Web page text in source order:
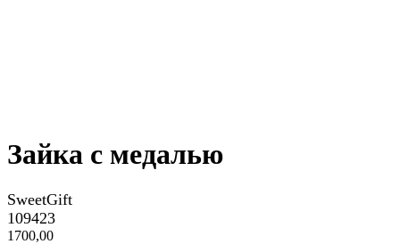
Зайка с медалью
SweetGift
109423
1700,00